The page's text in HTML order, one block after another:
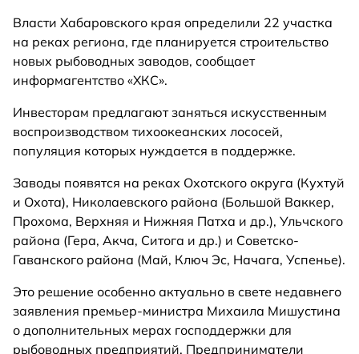
Власти Хабаровского края определили 22 участка
на реках региона, где планируется строительство
новых рыбоводных заводов, сообщает
информагентство «ХКС».
Инвесторам предлагают заняться искусственным
воспроизводством тихоокеанских лососей,
популяция которых нуждается в поддержке.
Заводы появятся на реках Охотского округа (Кухтуй
и Охота), Николаевского района (Большой Ваккер,
Прохома, Верхняя и Нижняя Патха и др.), Ульчского
района (Гера, Акча, Ситога и др.) и Советско-
Гаванского района (Май, Ключ Эс, Начага, Успенье).
Это решение особенно актуально в свете недавнего
заявления премьер-министра Михаила Мишустина
о дополнительных мерах господдержки для
рыбоводных предприятий. Предприниматели